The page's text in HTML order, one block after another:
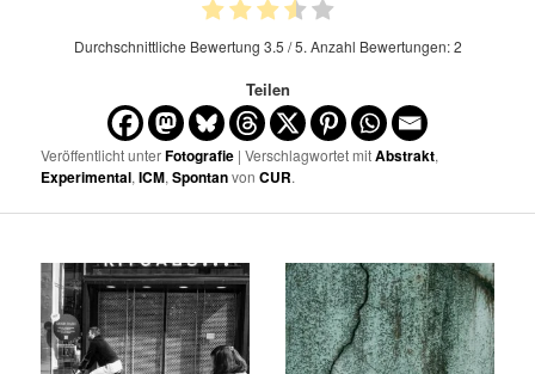
Durchschnittliche Bewertung 3.5 / 5. Anzahl Bewertungen:2
Teilen
Veröffentlicht unterFotografie | Verschlagwortet mitAbstrakt,
Experimental,ICM,SpontanvonCUR.